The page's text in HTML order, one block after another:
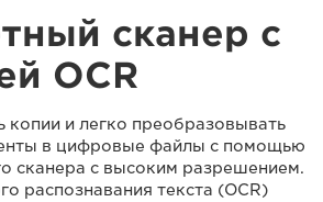
сканер с
OCR
копии и легко преобразовывать
в цифровые файлы с помощью
сканера с высоким разрешением.
распознавания текста (OCR)